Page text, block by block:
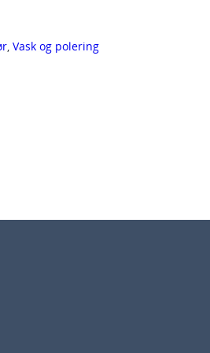
, Vask og polering